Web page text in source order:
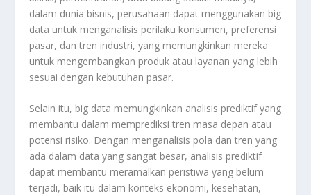
dalam dunia bisnis, perusahaan dapat menggunakan big
data untuk menganalisis perilaku konsumen, preferensi
pasar, dan tren industri, yang memungkinkan mereka
untuk mengembangkan produk atau layanan yang lebih
sesuai dengan kebutuhan pasar.
Selain itu, big data memungkinkan analisis prediktif yang
membantu dalam memprediksi tren masa depan atau
potensi risiko. Dengan menganalisis pola dan tren yang
ada dalam data yang sangat besar, analisis prediktif
dapat membantu meramalkan peristiwa yang belum
terjadi, baik itu dalam konteks ekonomi, kesehatan,